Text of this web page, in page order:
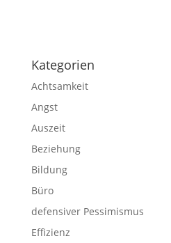
Kategorien
Achtsamkeit
Angst
Auszeit
Beziehung
Bildung
Büro
defensiver Pessimismus
Effizienz